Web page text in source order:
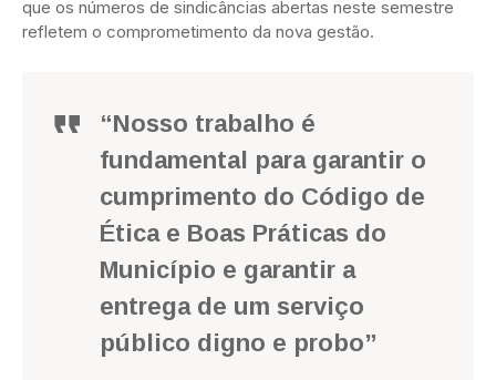
que os números de sindicâncias abertas neste semestre
refletem o comprometimento da nova gestão.
“Nosso trabalho é
fundamental para garantir o
cumprimento do Código de
Ética e Boas Práticas do
Município e garantir a
entrega de um serviço
público digno e probo”